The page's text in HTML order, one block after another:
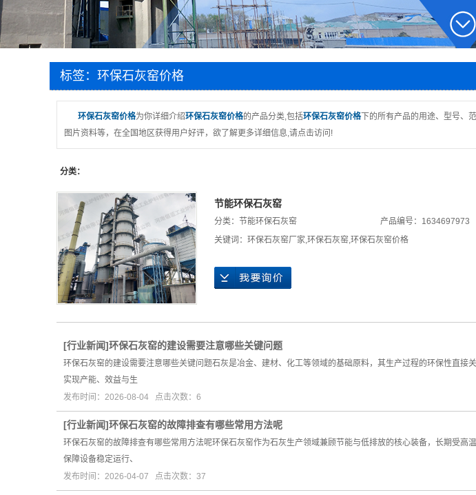
2 3
标签：环保石灰窑价格
环保石灰窑价格为你详细介绍环保石灰窑价格的产品分类,包括环保石灰窑价格下的所有产品的用途、型号、
图片资料等，在全国地区获得用户好评，欲了解更多详细信息,请点击访问!
分类：
节能环保石灰窑
分类： 节能环保石灰窑 产品编号：1634697973
关键词： 环保石灰窑厂家,环保石灰窑,环保石灰窑价格
[行业新闻]​环保石灰窑的建设需要注意哪些关键问题
环保石灰窑的建设需要注意哪些关键问题石灰是冶金、建材、化工等领域的基础原料，其生产过程的环保性直
实现产能、效益与生
发布时间：2026-08-04 点击次数：6
[行业新闻]​环保石灰窑的故障排查有哪些常用方法呢
环保石灰窑的故障排查有哪些常用方法呢环保石灰窑作为石灰生产领域兼顾节能与低排放的核心装备，长期受
保障设备稳定运行、
发布时间：2026-04-07 点击次数：37